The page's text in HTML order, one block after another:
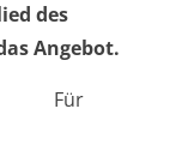
des
Angebot.
Für